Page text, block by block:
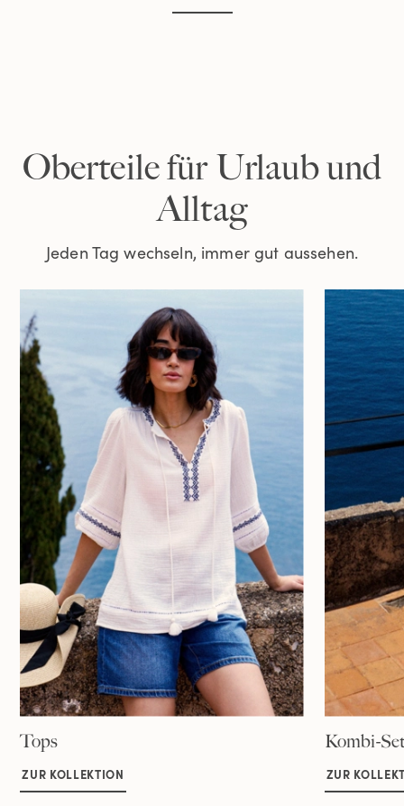
Oberteile für Urlaub und
Alltag
Jeden Tag wechseln, immer gut aussehen.
Tops
ZUR KOLLEKTION
Kombi-
ZUR